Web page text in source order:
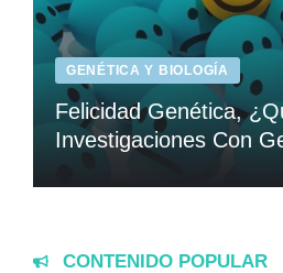
GENÉTICA Y BIOLOGÍA
Felicidad Genética,
Investigaciones Con
CONTENIDO POPULAR